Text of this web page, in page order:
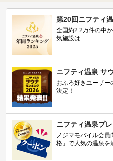
第20回ニフティ
全国約2.2万件の中
気施設は…
ニフティ温泉 サ
おふろ好きユーザ
決定！
ニフティ温泉プ
ノジマモバイル会
格」で人気の温泉を